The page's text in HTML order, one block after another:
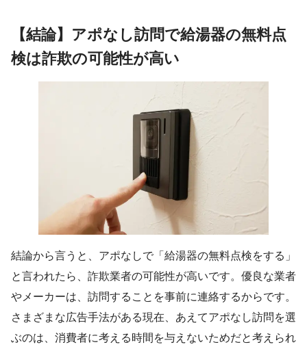
【結論】アポなし訪問で給湯器の無料点
検は詐欺の可能性が高い
結論から言うと、アポなしで「給湯器の無料点検をする」
と言われたら、詐欺業者の可能性が高いです。優良な業者
やメーカーは、訪問することを事前に連絡するからです。
さまざまな広告手法がある現在、あえてアポなし訪問を選
ぶのは、消費者に考える時間を与えないためだと考えられ